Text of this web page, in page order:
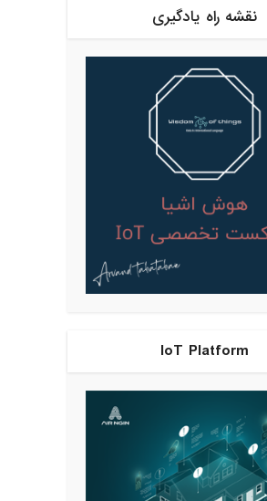
نقشه راه یادگیری
IoT Platform